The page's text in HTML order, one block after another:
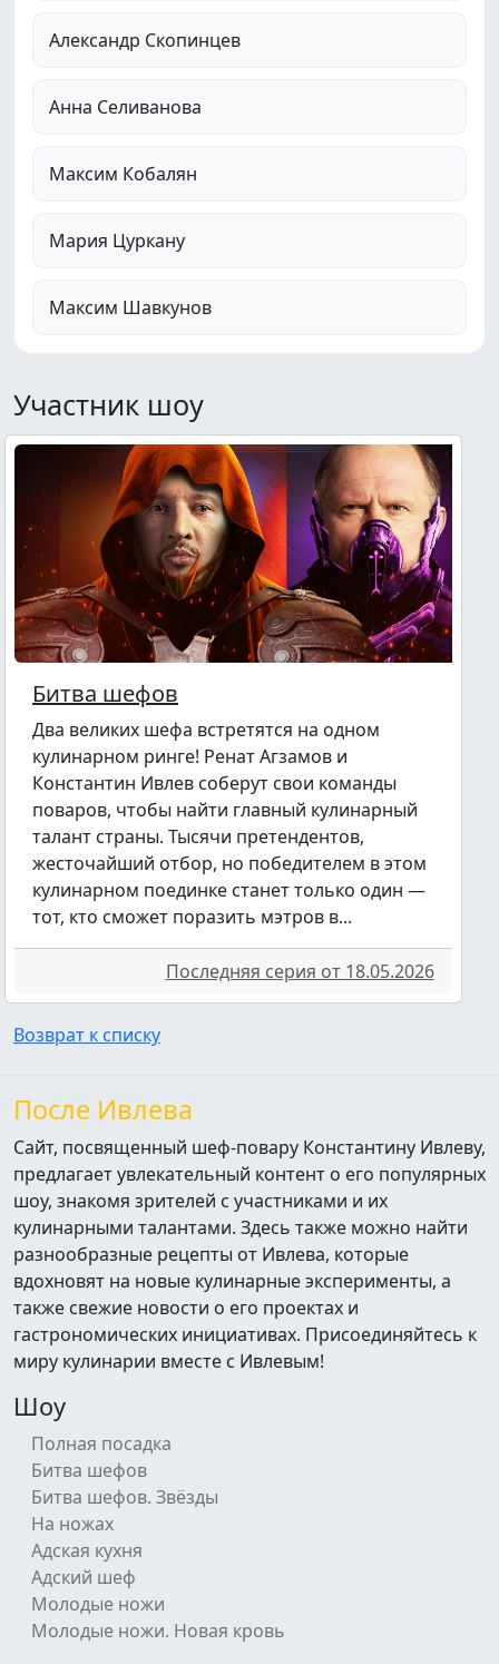
Александр Скопинцев
Анна Селиванова
Максим Кобалян
Мария Цуркану
Максим Шавкунов
Участник шоу
Битва шефов
Два великих шефа встретятся на одном
кулинарном ринге! Ренат Агзамов и
Константин Ивлев соберут свои команды
поваров, чтобы найти главный кулинарный
талант страны. Тысячи претендентов,
жесточайший отбор, но победителем в этом
кулинарном поединке станет только один —
тот, кто сможет поразить мэтров в...
Последняя серия от 18.05.2026
Возврат к списку
После Ивлева
Сайт, посвященный шеф-повару Константину Ивлеву,
предлагает увлекательный контент о его популярных
шоу, знакомя зрителей с участниками и их
кулинарными талантами. Здесь также можно найти
разнообразные рецепты от Ивлева, которые
вдохновят на новые кулинарные эксперименты, а
также свежие новости о его проектах и
гастрономических инициативах. Присоединяйтесь к
миру кулинарии вместе с Ивлевым!
Шоу
Полная посадка
Битва шефов
Битва шефов. Звёзды
На ножах
Адская кухня
Адский шеф
Молодые ножи
Молодые ножи. Новая кровь